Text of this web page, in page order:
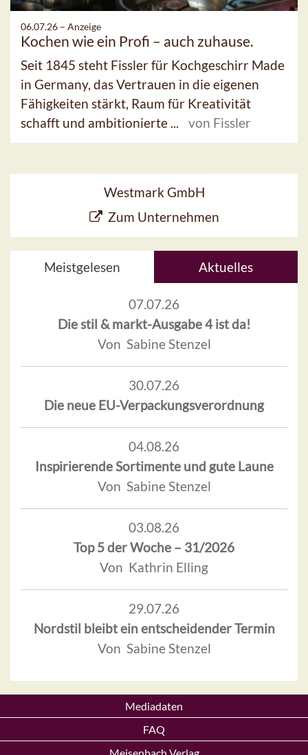
06.07.26 – Anzeige
Kochen wie ein Profi – auch zuhause.
Seit 1845 steht Fissler für Kochgeschirr Made
in Germany, das Vertrauen in die eigenen
Fähigkeiten stärkt, Raum für Kreativität
schafft und ambitionierte ...
von Fissler
Westmark GmbH
Zum Unternehmen
Meistgelesen Aktuelles
07.07.26
Die stil & markt-Ausgabe 4 ist da!
Von Sabine Stenzel
30.07.26
Die neue EU-Verpackungsverordnung
04.08.26
Inspirierende Sortimente und gute Laune
Von Sabine Stenzel
03.08.26
Top 5 der Woche – 31/2026
Von Kathrin Elling
29.07.26
Nordstil bleibt ein entscheidender Termin
Von Sabine Stenzel
Mediadaten
FAQ